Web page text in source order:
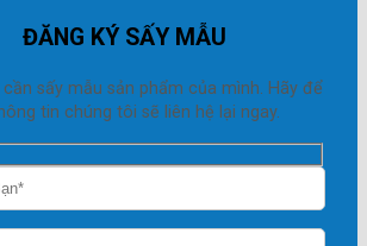
ĐĂNG KÝ SẤY MẪU
cần sấy mẫu sản phẩm của mình. Hãy để
tin chúng tôi sẽ liên hệ lại ngay.